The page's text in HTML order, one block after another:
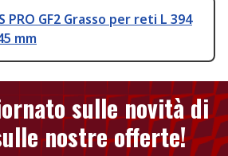
PRO GF2 Grasso per reti L 394
mm
sulle novità di
nostre offerte!